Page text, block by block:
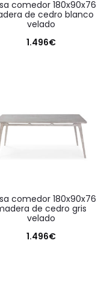
de cedro blanco
velado
1.496€
de cedro gris
velado
1.496€